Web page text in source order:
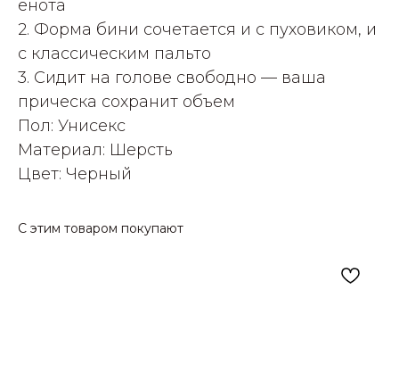
енота
2. Форма бини сочетается и с пуховиком, и
с классическим пальто
3. Сидит на голове свободно — ваша
прическа сохранит объем
Пол: Унисекс
Материал: Шерсть
Цвет: Черный
С этим товаром покупают